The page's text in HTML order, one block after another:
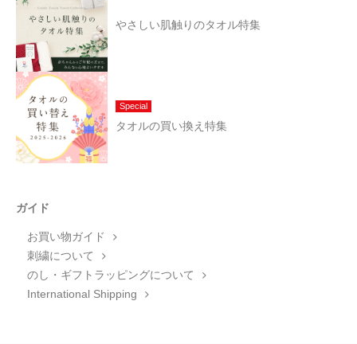
やさしい肌触りのタオル特集
Special
タオルの買い換え特集
ガイド
お買い物ガイド
刺繍について
のし・ギフトラッピングについて
International Shipping